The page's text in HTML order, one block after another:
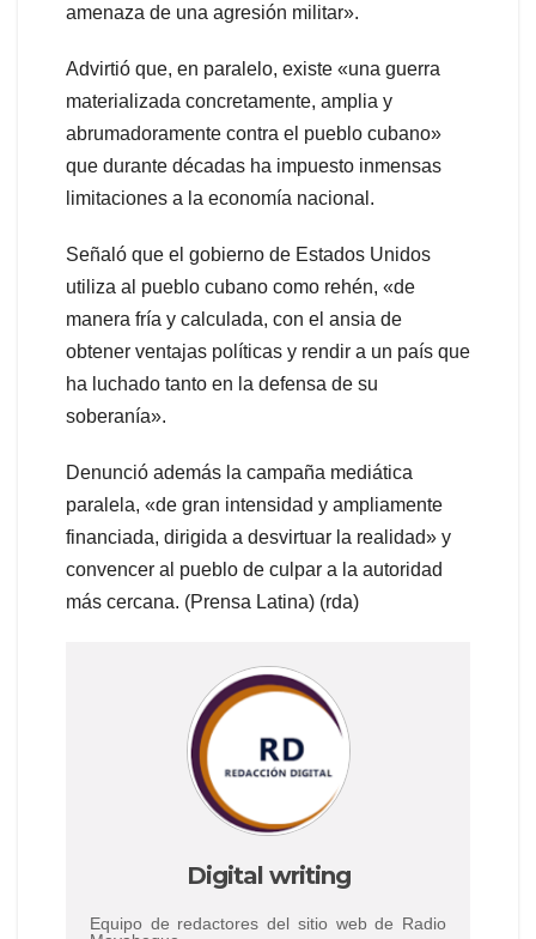
amenaza de una agresión militar».
Advirtió que, en paralelo, existe «una guerra
materializada concretamente, amplia y
abrumadoramente contra el pueblo cubano»
que durante décadas ha impuesto inmensas
limitaciones a la economía nacional.
Señaló que el gobierno de Estados Unidos
utiliza al pueblo cubano como rehén, «de
manera fría y calculada, con el ansia de
obtener ventajas políticas y rendir a un país que
ha luchado tanto en la defensa de su
soberanía».
Denunció además la campaña mediática
paralela, «de gran intensidad y ampliamente
financiada, dirigida a desvirtuar la realidad» y
convencer al pueblo de culpar a la autoridad
más cercana. (Prensa Latina) (rda)
Digital writing
Equipo de redactores del sitio web de Radio